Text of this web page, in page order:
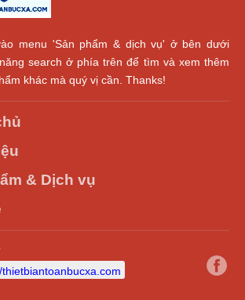
menu 'Sản phẩm & dịch vụ' ở bên dưới
search ở phía trên để tìm và xem thêm
khác mà quý vị cần. Thanks!
& Dịch vụ